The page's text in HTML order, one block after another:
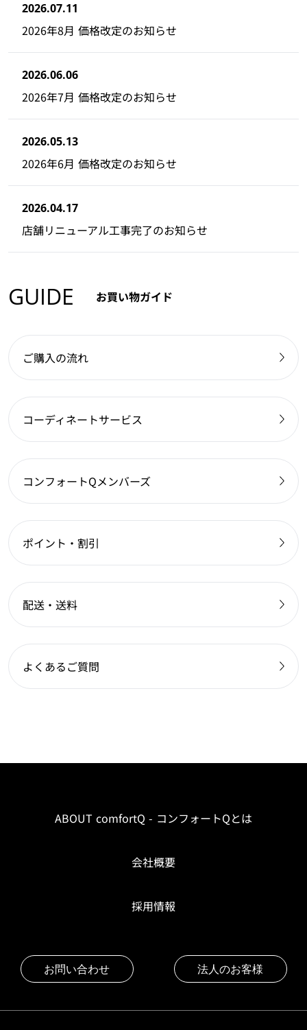
2026.07.11
2026年8月 価格改定のお知らせ
2026.06.06
2026年7月 価格改定のお知らせ
2026.05.13
2026年6月 価格改定のお知らせ
2026.04.17
店舗リニューアル工事完了のお知らせ
GUIDE お買い物ガイド
ご購入の流れ
コーディネートサービス
コンフォートQメンバーズ
ポイント・割引
配送・送料
よくあるご質問
ABOUT comfortQ - コンフォートQとは
会社概要
採用情報
お問い合わせ 法人のお客様